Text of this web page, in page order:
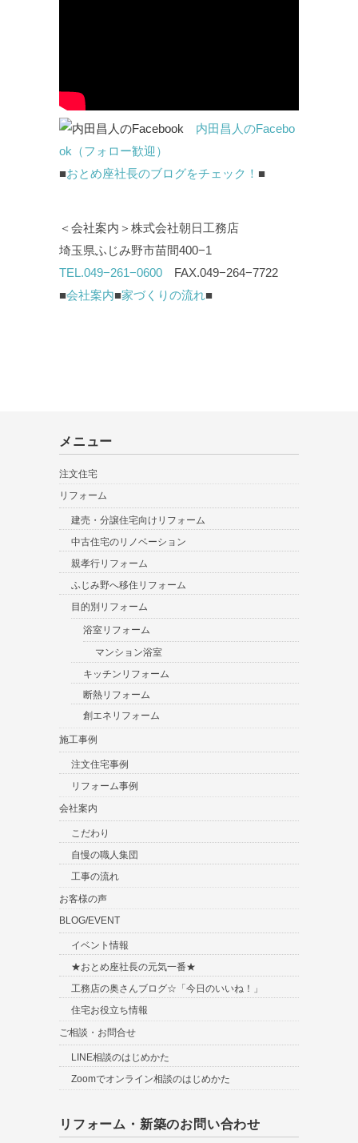
内田昌人のFacebo
ok（フォロー歓迎）
■おとめ座社長のブログをチェック！ ■
＜会社案内＞株式会社朝日工務店
埼玉県ふじみ野市苗間400−1
TEL.049−261−0600 FAX.049−264−7722
■会社案内■家づくりの流れ■
メニュー
注文住宅
リフォーム
建売・分譲住宅向けリフォーム
中古住宅のリノベーション
親孝行リフォーム
ふじみ野へ移住リフォーム
目的別リフォーム
浴室リフォーム
マンション浴室
キッチンリフォーム
断熱リフォーム
創エネリフォーム
施工事例
注文住宅事例
リフォーム事例
会社案内
こだわり
自慢の職人集団
工事の流れ
お客様の声
BLOG/EVENT
イベント情報
★おとめ座社長の元気一番★
工務店の奥さんブログ☆「今日のいいね！」
住宅お役立ち情報
ご相談・お問合せ
LINE相談のはじめかた
Zoomでオンライン相談のはじめかた
リフォーム・新築のお問い合わせ